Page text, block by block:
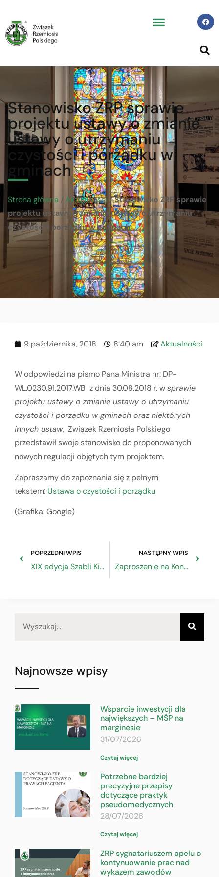
Stanowisko ZRP sprawie
projektu ustawy o zmianie
ustawy o utrzymaniu
czystości i porządku w
gminach
Strona główna / Aktualności /Stanowisko ZRP sprawie
projektu ustawy o zmianie ustawy o utrzymaniu
czystości i porządku w gminach
9 października, 2018 8:40 am Aktualności
W odpowiedzi na pismo Pana Ministra nr: DP-
WL.0230.91.2017.WB z dnia 30.08.2018 r. wsprawie
projektu ustawy o zmianie ustawy o utrzymaniu
czystości i porządku w gminach oraz niektórych
innych ustaw, Związek Rzemiosła Polskiego
przedstawił swoje stanowisko do proponowanych
nowych regulacji objętych tym projektem.
Zapraszamy do zapoznania się z pełnym
tekstem: Ustawa o czystości i porządku
(Grafika: Google)
POPRZEDNI WPIS
XIX edycja Szabli Kilińskiego
NASTĘPNY WPIS
Zaproszenie na Konferencję Rola rzecznika patentowego w gospodarce opartej na wiedzy
Najnowsze wpisy
Wsparcie inwestycji dla
największych – MŚP na
marginesie
31/07/2026
Czytaj więcej
Potrzebne bardziej
precyzyjne przepisy
dotyczące praktyk
pseudomedycznych
28/07/2026
Czytaj więcej
ZRP sygnatariuszem apelu o
kontynuowanie prac nad
wykazem zawodów